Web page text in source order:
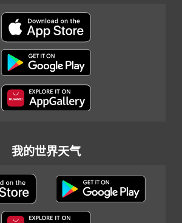
我的世界天气